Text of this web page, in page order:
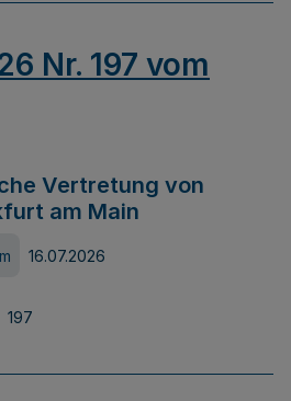
Nr. 197 vom
Vertretung von
am Main
16.07.2026
197